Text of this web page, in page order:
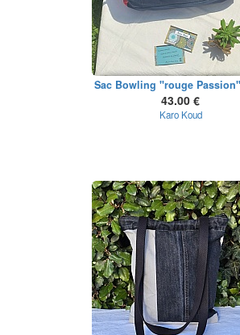
Sac Bowling "rouge
43.00 €
Karo Koud